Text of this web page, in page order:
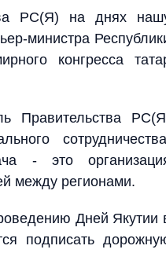
РС(Я) на днях
министра
конгресса
Правительства
- это
между регионами.
Дней Якутии
подписать